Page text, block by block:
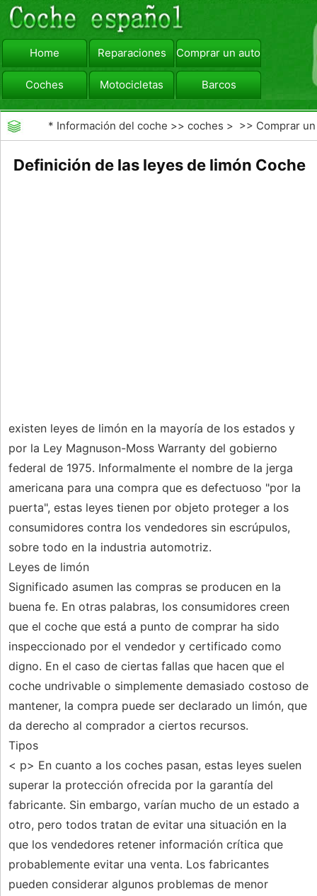
Home Reparaciones Comprar un automóvil
Coches Motocicletas Barcos
viajar Camiones
* Información del coche >>coches > >> Comprar un
Definición de las leyes de limón Coche
existen leyes de limón en la mayoría de los estados y
por la Ley Magnuson-Moss Warranty del gobierno
federal de 1975. Informalmente el nombre de la jerga
americana para una compra que es defectuoso "por la
puerta", estas leyes tienen por objeto proteger a los
consumidores contra los vendedores sin escrúpulos,
sobre todo en la industria automotriz.
Leyes de limón
Significado asumen las compras se producen en la
buena fe. En otras palabras, los consumidores creen
que el coche que está a punto de comprar ha sido
inspeccionado por el vendedor y certificado como
digno. En el caso de ciertas fallas que hacen que el
coche undrivable o simplemente demasiado costoso de
mantener, la compra puede ser declarado un limón, que
da derecho al comprador a ciertos recursos.
Tipos
< p> En cuanto a los coches pasan, estas leyes suelen
superar la protección ofrecida por la garantía del
fabricante. Sin embargo, varían mucho de un estado a
otro, pero todos tratan de evitar una situación en la
que los vendedores retener información crítica que
probablemente evitar una venta. Los fabricantes
pueden considerar algunos problemas de menor